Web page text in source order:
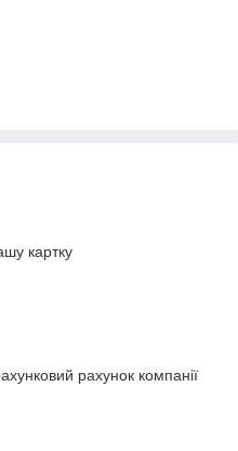
картку
рахунок компанії